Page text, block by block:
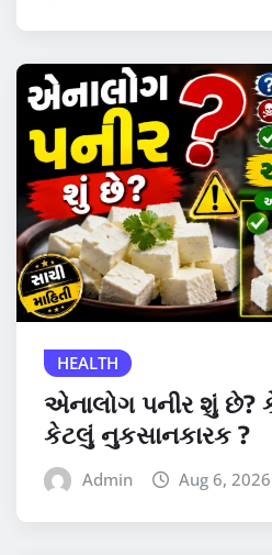
HEALTH
એનાલોગ પનીર શું છે?
કેટલું નુકસાનકારક ?
Admin Aug 6, 2026